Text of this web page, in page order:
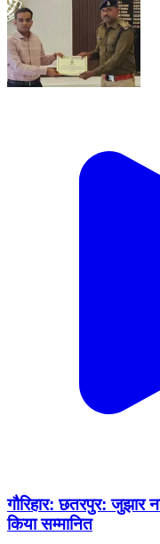
गौरिहार: छतरपुर: जुझार
किया सम्मानित